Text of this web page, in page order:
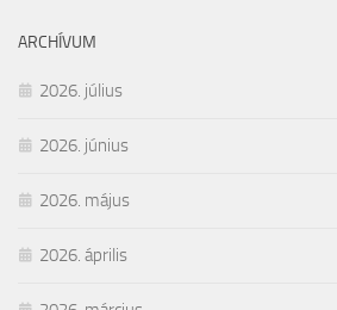
ARCHÍVUM
2026. július
2026. június
2026. május
2026. április